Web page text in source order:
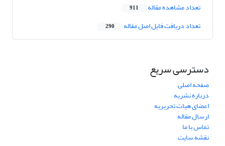
تعداد مشاهده مقاله 911
تعداد دریافت فایل اصل مقاله 290
دسترسی سریع
صفحه اصلی
درباره نشریه
اعضای هیات تحریریه
ارسال مقاله
تماس با ما
نقشه سایت